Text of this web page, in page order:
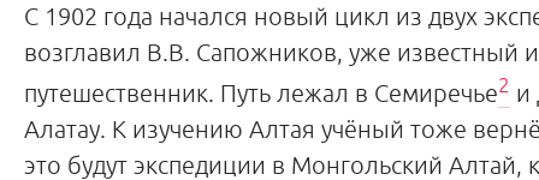
С 1902 года начался новый цикл из двух
возглавил В.В. Сапожников, уже известный
путешественник. Путь лежал в Семиречье2 и
Алатау. К изучению Алтая учёный тоже
это будут экспедиции в Монгольский Алтай,